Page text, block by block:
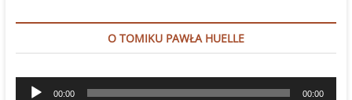
O TOMIKU PAWŁA HUELLE
Odtwarzacz
00:00 00:00